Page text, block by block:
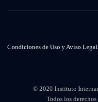
Condiciones de Uso y Aviso Legal
© 2020 Instituto
Todos los